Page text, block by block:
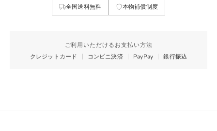
全国送料無料 本物補償制度
ご利用いただけるお支払い方法
クレジットカード
コンビニ決済 PayPay 銀行振込